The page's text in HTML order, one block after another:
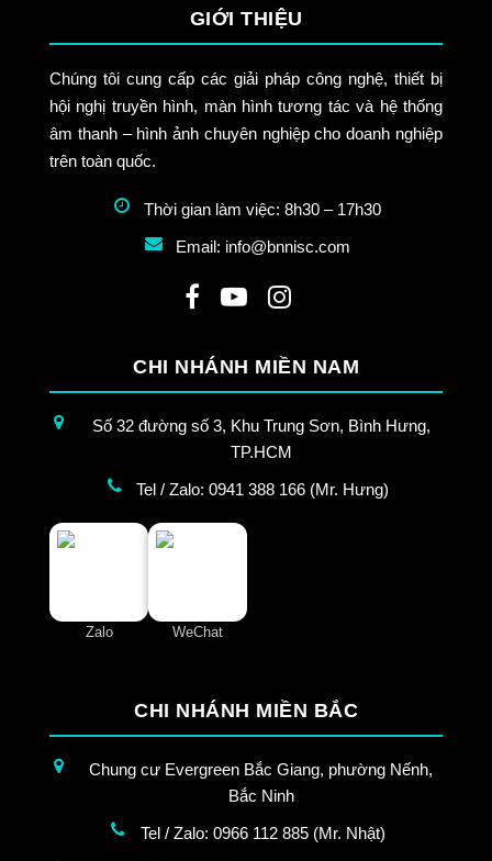
GIỚI THIỆU
Chúng tôi cung cấp các giải pháp công nghệ, thiết bị
hội nghị truyền hình, màn hình tương tác và hệ thống
âm thanh – hình ảnh chuyên nghiệp cho doanh nghiệp
trên toàn quốc.
Thời gian làm việc: 8h30 – 17h30
Email: info@bnnisc.com
CHI NHÁNH MIỀN NAM
Số 32 đường số 3, Khu Trung Sơn, Bình Hưng,
TP.HCM
Tel / Zalo: 0941 388 166 (Mr. Hưng)
Zalo WeChat
CHI NHÁNH MIỀN BẮC
Chung cư Evergreen Bắc Giang, phường Nếnh,
Bắc Ninh
Tel / Zalo: 0966 112 885 (Mr. Nhật)